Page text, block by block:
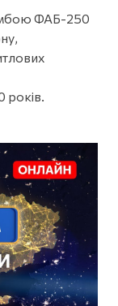
ФАБ-250
років.